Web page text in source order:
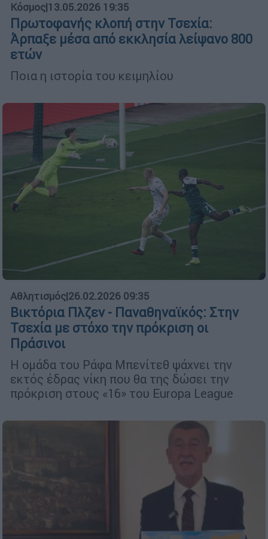
Κόσμος|13.05.2026 19:35
Πρωτοφανής κλοπή στην Τσεχία:
Άρπαξε μέσα από εκκλησία λείψανο 800
ετών
Ποια η ιστορία του κειμηλίου
Αθλητισμός|26.02.2026 09:35
Βικτόρια Πλζεν - Παναθηναϊκός: Στην
Τσεχία με στόχο την πρόκριση οι
Πράσινοι
Η ομάδα του Ράφα Μπενίτεθ ψάχνει την
εκτός έδρας νίκη που θα της δώσει την
πρόκριση στους «16» του Europa League